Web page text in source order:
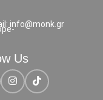
info@monk.gr
Us